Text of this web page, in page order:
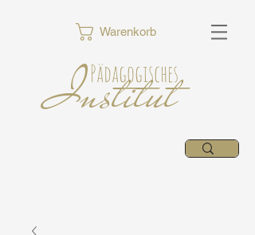
Warenkorb
Pädagogisches
Institut